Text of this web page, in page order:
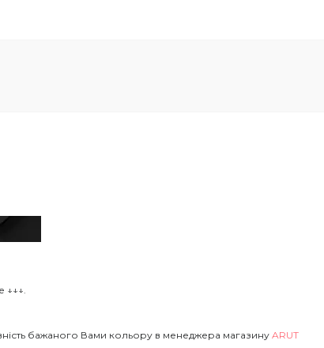
↓↓↓.
бажаного Вами кольору в менеджера магазину ARUT